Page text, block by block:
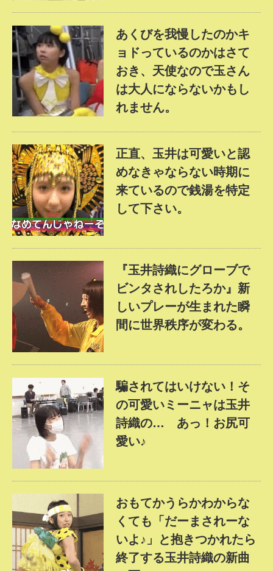
あくびを我慢したのかキ
ョドっているのかはさて
おき、天使なので玉さん
は大人にならないかもし
れません。
正直、玉井は可愛いと認
めなきゃならない時期に
来ているので銭湯を特定
して下さい。
『玉井詩織にグローブで
ビンタされしたろか』新
しいプレーが生まれた瞬
間に世界秩序が変わる。
騙されてはいけない！そ
の可愛いミーニャは玉井
詩織の… あっ！お尻可
愛い♪
おもてかうらかわからな
くても「だーまされーな
いよ♪」と抱きつかれたら
終了する玉井詩織の新曲